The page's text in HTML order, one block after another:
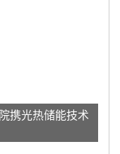
携光热储能技术